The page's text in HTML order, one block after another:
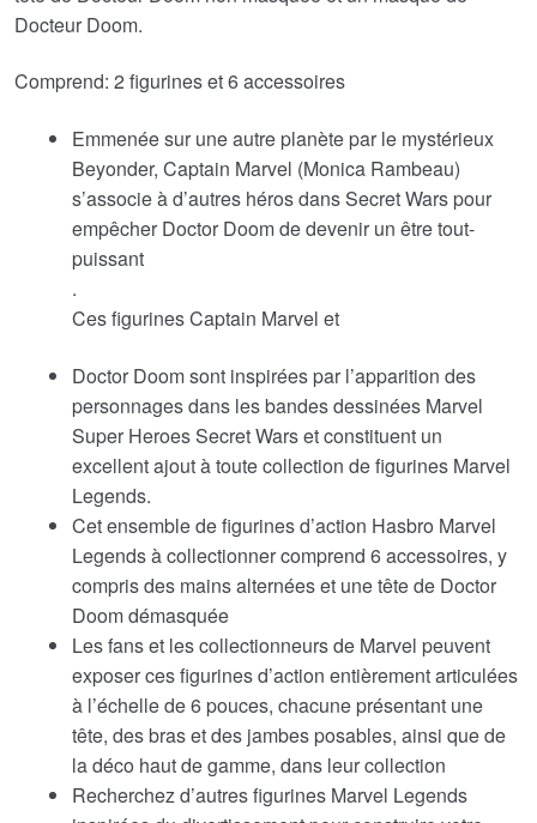
Docteur Doom.
Comprend: 2 figurines et 6 accessoires
Emmenée sur une autre planète par le mystérieux
Beyonder, Captain Marvel (Monica Rambeau)
s’associe à d’autres héros dans Secret Wars pour
empêcher Doctor Doom de devenir un être tout-
puissant
.
Ces figurines Captain Marvel et
Doctor Doom sont inspirées par l’apparition des
personnages dans les bandes dessinées Marvel
Super Heroes Secret Wars et constituent un
excellent ajout à toute collection de figurines Marvel
Legends.
Cet ensemble de figurines d’action Hasbro Marvel
Legends à collectionner comprend 6 accessoires, y
compris des mains alternées et une tête de Doctor
Doom démasquée
Les fans et les collectionneurs de Marvel peuvent
exposer ces figurines d’action entièrement articulées
à l’échelle de 6 pouces, chacune présentant une
tête, des bras et des jambes posables, ainsi que de
la déco haut de gamme, dans leur collection
Recherchez d’autres figurines Marvel Legends